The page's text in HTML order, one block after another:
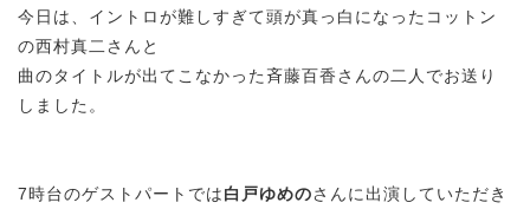
今日は、イントロが難しすぎて頭が真っ白になったコットン
の西村真二さんと
曲のタイトルが出てこなかった 斉藤百香さんの二人でお送り
しました。
7時台のゲストパートでは白戸ゆめのさんに出演していただき